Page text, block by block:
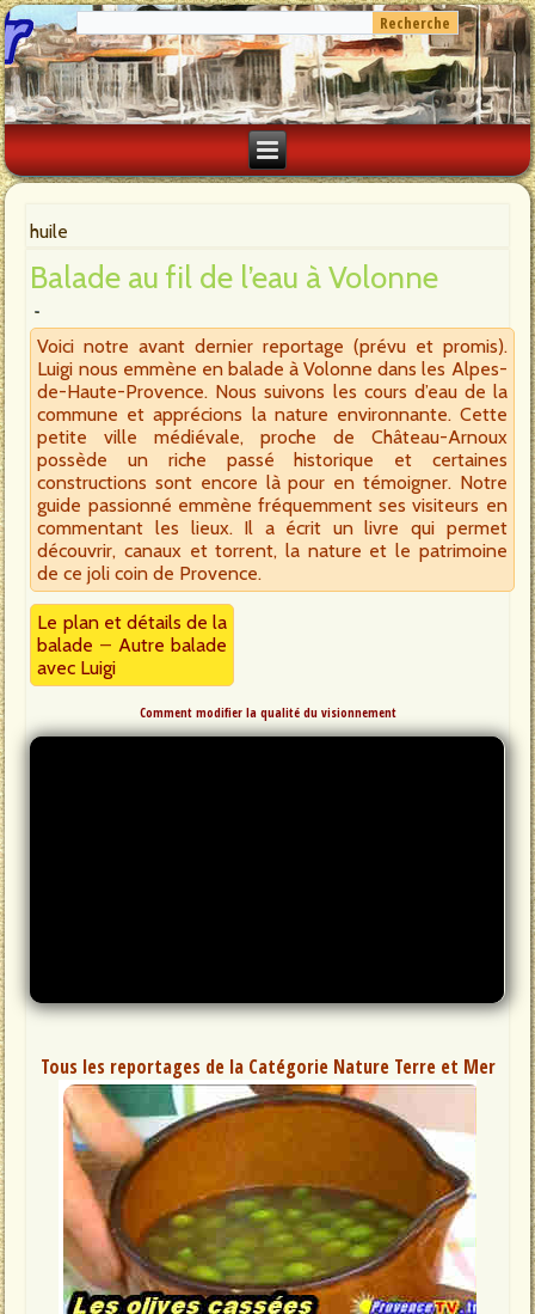
huile
Balade au fil de l’eau à Volonne
Voici notre avant dernier reportage (prévu et promis).
Luigi nous emmène en balade à Volonne dans les Alpes-
de-Haute-Provence. Nous suivons les cours d’eau de la
commune et apprécions la nature environnante. Cette
petite ville médiévale, proche de Château-Arnoux
possède un riche passé historique et certaines
constructions sont encore là pour en témoigner. Notre
guide passionné emmène fréquemment ses visiteurs en
commentant les lieux. Il a écrit un livre qui permet
découvrir, canaux et torrent, la nature et le patrimoine
de ce joli coin de Provence.
Le plan et détails de la
balade – Autre balade
avec Luigi
Comment modifier la qualité du visionnement
Tous les reportages de la Catégorie Nature Terre et Mer